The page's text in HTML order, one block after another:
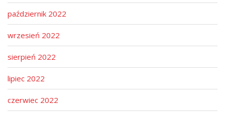
październik 2022
wrzesień 2022
sierpień 2022
lipiec 2022
czerwiec 2022